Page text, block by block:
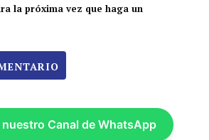
la próxima vez que haga un
nuestro Canal de WhatsApp